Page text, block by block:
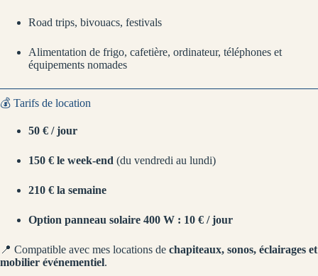
Road trips, bivouacs, festivals
Alimentation de frigo, cafetière, ordinateur, téléphones et
équipements nomades
💰 Tarifs de location
50 € / jour
150 € le week-end (du vendredi au lundi)
210 € la semaine
Option panneau solaire 400 W : 10 € / jour
📍 Compatible avec mes locations de chapiteaux, sonos, éclairages et
mobilier événementiel.